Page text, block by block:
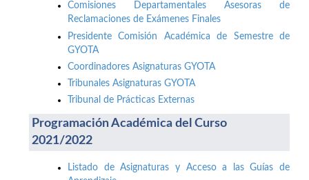
Comisiones Departamentales Asesoras de
Reclamaciones de Exámenes Finales
Presidente Comisión Académica de Semestre de
GYOTA
Coordinadores Asignaturas GYOTA
Tribunales Asignaturas GYOTA
Tribunal de Prácticas Externas
Programación Académica del Curso
2021/2022
Listado de Asignaturas y Acceso a las Guías de